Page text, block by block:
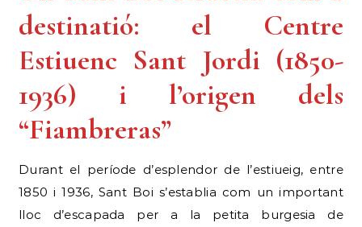
destinatió: el Centre
Estiuenc Sant Jordi (1850-
1936) i l’origen dels
“Fiambreras”
Durant el període d’esplendor de l’estiueig, entre
1850 i 1936, Sant Boi s’establia com un important
lloc d’escapada per a la petita burgesia de